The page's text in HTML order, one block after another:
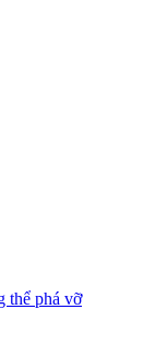
thể phá vỡ